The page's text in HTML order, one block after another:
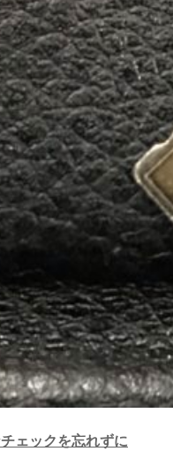
ェックを忘れずに